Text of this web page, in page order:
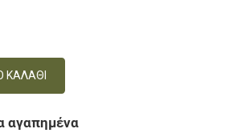
αγαπημένα